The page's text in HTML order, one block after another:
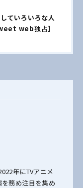
ていろいろな人
web独占】
年にTVアニメ
を務め注目を集め